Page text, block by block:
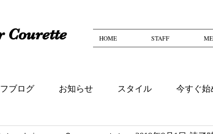
Courette​ HOME STAFF
ブログ お知らせ スタイル 今すぐ始